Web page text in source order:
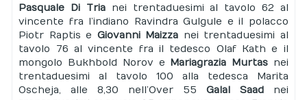
Pasquale Di Trianei trentaduesimi al tavolo 62 al
vincente fra l’indiano Ravindra Gulgule e il polacco
Piotr Raptis e Giovanni Maizza nei trentaduesimi al
tavolo 76 al vincente fra il tedesco Olaf Kath e il
mongolo Bukhbold Norov e Mariagrazia Murtasnei
trentaduesimi al tavolo 100 alla tedesca Marita
Oscheja, alle 8,30 nell’Over 55 Galal Saadnei